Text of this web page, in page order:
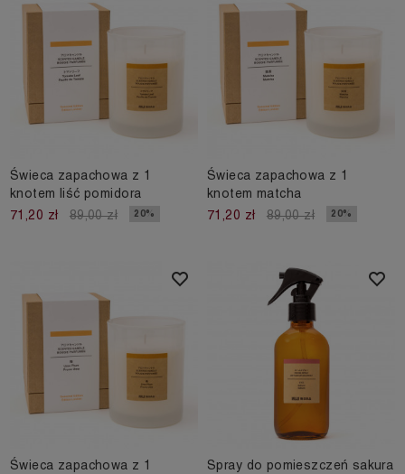
Świeca zapachowa z 1
knotem liść pomidora
71,20 zł
89,00 zł 20%
Świeca zapachowa z 1
knotem matcha
71,20 zł
89,00 zł 20%
Świeca zapachowa z 1
Spray do pomieszczeń sakura